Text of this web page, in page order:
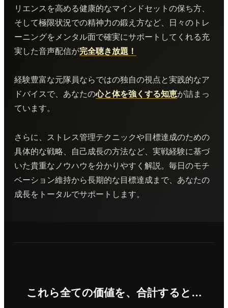
リエンスを高める健康的なマインドセットの保ち方、
そして極限状況での精神力の鍛え方など、日々のトレ
ーニングをメンタル面で確実にサポートしてくれる充
実した音声配信が完全聴き放題！
経験豊富な元隊員ならではの独自の視点と実践的なア
ドバイスで、あなたの心と体を強くする知恵が詰まっ
ています。
さらに、ストレス管理テクニックや目標達成のための
具体的な戦略、自己成長の方法など、実戦経験に基づ
いた貴重なノウハウを分かりやすく解説。毎日のモチ
ベーション維持から長期的な目標達成まで、あなたの
成長をトータルでサポートします。
これら全ての価値を、合計すると…